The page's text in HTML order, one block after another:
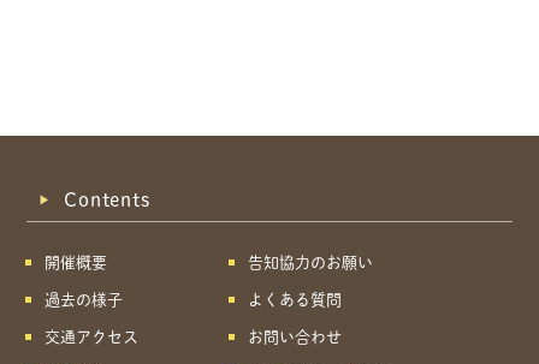
Contents
開催概要
過去の様子
交通アクセス
告知協力のお願い
よくある質問
お問い合わせ